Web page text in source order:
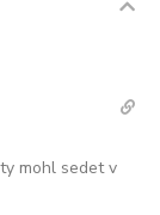
mohl sedet v